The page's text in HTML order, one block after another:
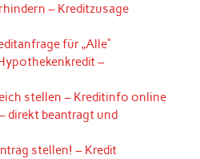
– Kreditzusage
für „Alle“
–
stellen – Kreditinfo online
direkt beantragt und
stellen! – Kredit